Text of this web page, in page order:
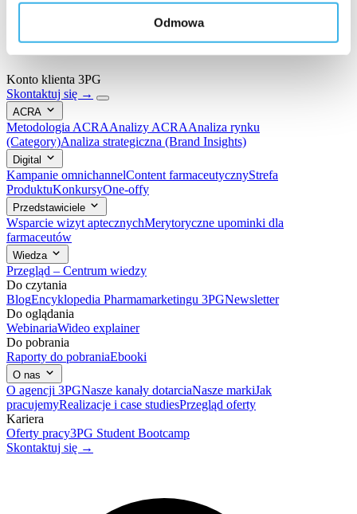
Odmowa
Konto klienta 3PG
Skontaktuj się →
ACRA
Metodologia ACRAAnalizy ACRAAnaliza rynku
(Category)Analiza strategiczna (Brand Insights)
Digital
Kampanie omnichannelContent farmaceutycznyStrefa
ProduktuKonkursyOne-offy
Przedstawiciele
Wsparcie wizyt aptecznychMerytoryczne upominki dla
farmaceutów
Wiedza
Przegląd – Centrum wiedzy
Do czytania
BlogEncyklopedia Pharmamarketingu 3PGNewsletter
Do oglądania
WebinariaWideo explainer
Do pobrania
Raporty do pobraniaEbooki
O nas
O agencji 3PGNasze kanały dotarciaNasze markiJak
pracujemyRealizacje i case studiesPrzegląd oferty
Kariera
Oferty pracy3PG Student Bootcamp
Skontaktuj się →